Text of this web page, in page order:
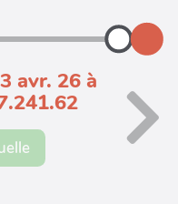
avr. 26 à